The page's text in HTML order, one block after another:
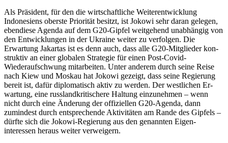
Als Präsident, für den die wirtschaftliche Weiterentwicklung
Indonesiens oberste Priorität besitzt, ist Jokowi sehr daran ge­legen,
ebendiese Agenda auf dem G20-Gipfel weitgehend unabhängig von
den Entwicklungen in der Ukraine weiter zu verfolgen. Die
Erwartung Jakartas ist es denn auch, dass alle G20-Mitglieder kon­
struktiv an einer globalen Strategie für einen Post-Covid-
Wiederaufschwung mit­arbeiten. Unter anderem durch seine Reise
nach Kiew und Moskau hat Jokowi gezeigt, dass seine Regierung
bereit ist, dafür diplo­matisch aktiv zu werden. Der westlichen Er­
wartung, eine russlandkritischere Haltung einzunehmen – wenn
nicht durch eine Änderung der offiziellen G20-Agenda, dann
zumindest durch entsprechende Aktivitäten am Rande des Gipfels –
dürfte sich die Jokowi-Regierung aus den genannten Eigen­
interessen heraus weiter verweigern.